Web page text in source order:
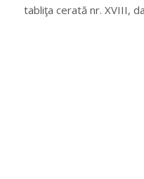
tabliţa cerată nr. XVIII,